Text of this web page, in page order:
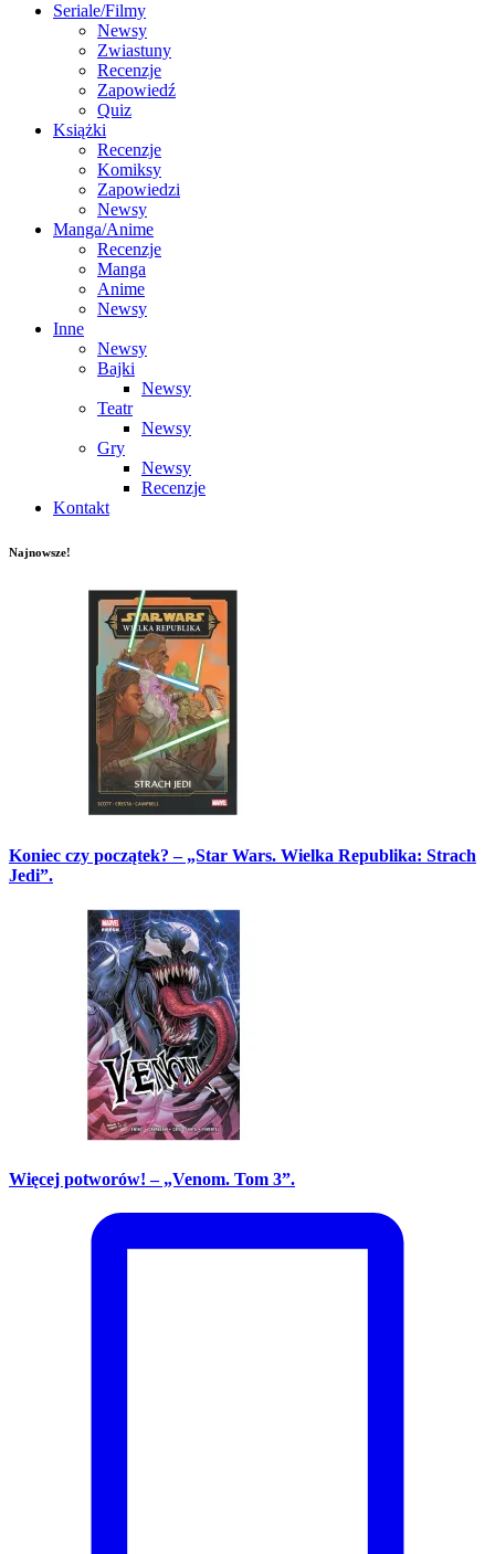
Seriale/Filmy
Newsy
Zwiastuny
Recenzje
Zapowiedź
Quiz
Książki
Recenzje
Komiksy
Zapowiedzi
Newsy
Manga/Anime
Recenzje
Manga
Anime
Newsy
Inne
Newsy
Bajki
Newsy
Teatr
Newsy
Gry
Newsy
Recenzje
Kontakt
Najnowsze!
Koniec czy początek? – „Star Wars. Wielka Republika: Strach
Jedi”.
Więcej potworów! – „Venom. Tom 3”.